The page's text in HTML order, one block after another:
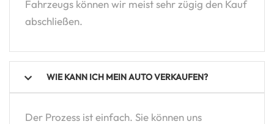
Fahrzeugs können wir meist sehr zügig den Kauf
abschließen.
WIE KANN ICH MEIN AUTO VERKAUFEN?
Der Prozess ist einfach. Sie können uns